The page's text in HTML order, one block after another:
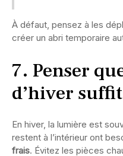
À défaut, pensez à les
créer un abri temporaire
7. Penser
d’hiver suffit
En hiver, la lumière est
restent à l’intérieur ont
frais. Évitez les pièces